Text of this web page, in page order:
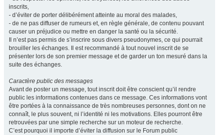
inscrits,
- d’éviter de porter délibérément atteinte au moral des malades,
- de ne pas diffuser de rumeurs et, en règle générale, de contenu pouvant
causer un préjudice ou mettre en danger la santé ou la sécurité.
Il n’est pas permis de s’inscrire sous divers pseudonymes, ce qui pourrait
brouiller les échanges. Il est recommandé à tout nouvel inscrit de se
présenter lors de son premier message et de garder un ton mesuré dans la
suite des échanges.
Caractère public des messages
Avant de poster un message, tout inscrit doit être conscient qu’il rendre
public les informations contenues dans ce message. Ces informations vont
être portées à la connaissance de très nombreuses personnes, dont on ne
connaît, le plus souvent, ni l’identité ni les motivations. Elles pourront être
retrouvées par une simple recherche sur un moteur de recherche.
C’est pourquoi il importe d’éviter la diffusion sur le Forum public